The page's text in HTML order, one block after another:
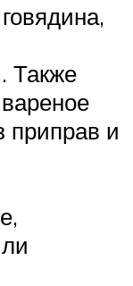
Также
приправ и